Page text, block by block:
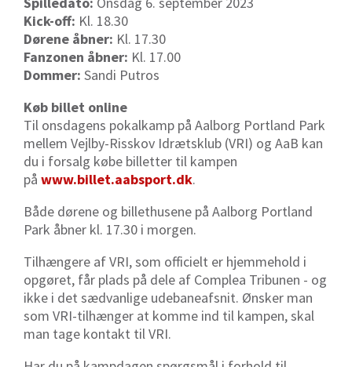
Kick-off: Kl. 18.30
Dørene åbner: Kl. 17.30
Fanzonen åbner: Kl. 17.00
Dommer: Sandi Putros
Køb billet online
Til onsdagens pokalkamp på Aalborg Portland Park
mellem Vejlby-Risskov Idrætsklub (VRI) og AaB kan
du i forsalg købe billetter til kampen
på www.billet.aabsport.dk.
Både dørene og billethusene på Aalborg Portland
Park åbner kl. 17.30 i morgen.
Tilhængere af VRI, som officielt er hjemmehold i
opgøret, får plads på dele af Complea Tribunen - og
ikke i det sædvanlige udebaneafsnit. Ønsker man
som VRI-tilhænger at komme ind til kampen, skal
man tage kontakt til VRI.